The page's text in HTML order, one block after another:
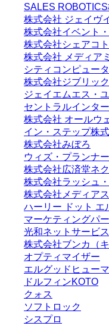
SALES
株式会社 ジェイヴ
株式会社イベント
株式会社シェアコト
株式会社 メディア
シティコンピュー
株式会社ジブリック
ジェイエムエス・
セントラルインタ
株式会社 オールウ
イン・ステップ株
株式会社みぼろ
ウィズ・プランナ
株式会社広済堂ネ
株式会社ラッシュ
株式会社メディア
ハーリー ドット エ
マーケティングパ
光和ネットサービス
株式会社ブンカ（キ
オプティマイザー
エルグッドヒュー
ドルフィンKOTO
クォス
ソフトロック
シスプロ